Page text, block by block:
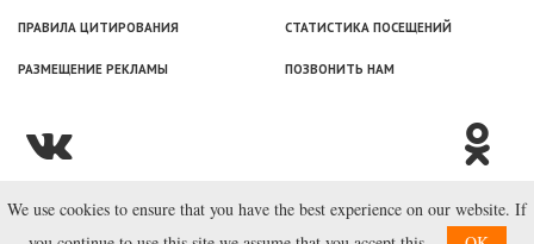
ПРАВИЛА ЦИТИРОВАНИЯ СТАТИСТИКА ПОСЕЩЕНИЙ
РАЗМЕЩЕНИЕ РЕКЛАМЫ ПОЗВОНИТЬ НАМ
© ООО «Лаборатория Новоcтей», 2003—2026.
We use cookies to ensure that you have the best experience on our website. If